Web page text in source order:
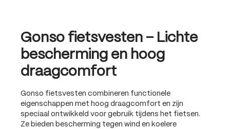
Gonso fietsvesten – Lichte
bescherming en hoog
draagcomfort
Gonso fietsvesten combineren functionele
eigenschappen met hoog draagcomfort en zijn
speciaal ontwikkeld voor gebruik tijdens het fietsen.
Ze bieden bescherming tegen wind en koelere